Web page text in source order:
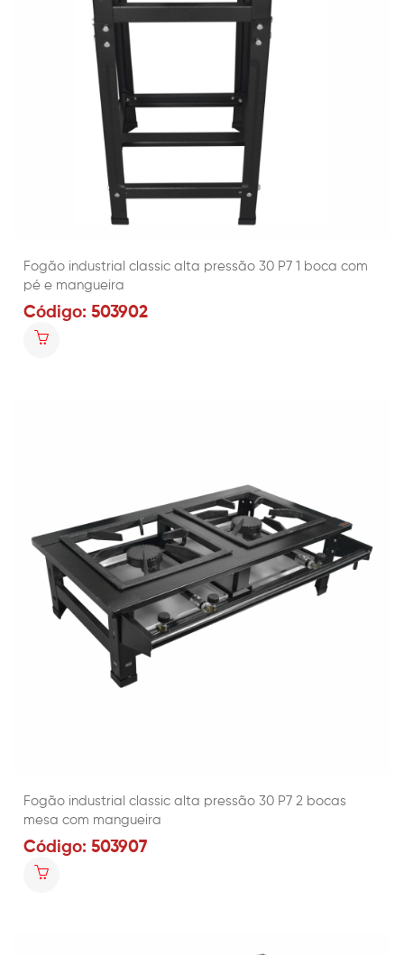
Fogão industrial classic alta pressão 30 P7 1 boca com
pé e mangueira
Código: 503902
Fogão industrial classic alta pressão 30 P7 2 bocas
mesa com mangueira
Código: 503907